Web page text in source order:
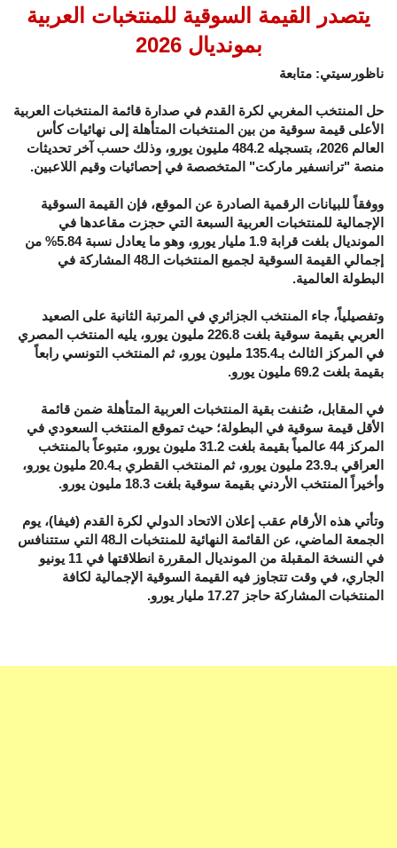
يتصدر القيمة السوقية للمنتخبات العربية
بمونديال 2026
ناظورسيتي: متابعة
حل المنتخب المغربي لكرة القدم في صدارة قائمة المنتخبات العربية
الأعلى قيمة سوقية من بين المنتخبات المتأهلة إلى نهائيات كأس
العالم 2026، بتسجيله 484.2 مليون يورو، وذلك حسب آخر تحديثات
منصة "ترانسفير ماركت" المتخصصة في إحصائيات وقيم اللاعبين.
ووفقاً للبيانات الرقمية الصادرة عن الموقع، فإن القيمة السوقية
الإجمالية للمنتخبات العربية السبعة التي حجزت مقاعدها في
المونديال بلغت قرابة 1.9 مليار يورو، وهو ما يعادل نسبة 5.84% من
إجمالي القيمة السوقية لجميع المنتخبات الـ48 المشاركة في
البطولة العالمية.
وتفصيلياً، جاء المنتخب الجزائري في المرتبة الثانية على الصعيد
العربي بقيمة سوقية بلغت 226.8 مليون يورو، يليه المنتخب المصري
في المركز الثالث بـ135.4 مليون يورو، ثم المنتخب التونسي رابعاً
بقيمة بلغت 69.2 مليون يورو.
في المقابل، صُنفت بقية المنتخبات العربية المتأهلة ضمن قائمة
الأقل قيمة سوقية في البطولة؛ حيث تموقع المنتخب السعودي في
المركز 44 عالمياً بقيمة بلغت 31.2 مليون يورو، متبوعاً بالمنتخب
العراقي بـ23.9 مليون يورو، ثم المنتخب القطري بـ20.4 مليون يورو،
وأخيراً المنتخب الأردني بقيمة سوقية بلغت 18.3 مليون يورو.
وتأتي هذه الأرقام عقب إعلان الاتحاد الدولي لكرة القدم (فيفا)، يوم
الجمعة الماضي، عن القائمة النهائية للمنتخبات الـ48 التي ستتنافس
في النسخة المقبلة من المونديال المقررة انطلاقتها في 11 يونيو
الجاري، في وقت تتجاوز فيه القيمة السوقية الإجمالية لكافة
المنتخبات المشاركة حاجز 17.27 مليار يورو.